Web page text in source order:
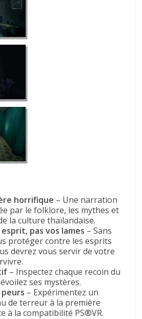
horrifique – Une narration
par le folklore, les mythes et
la culture thaïlandaise.
pas vos lames – Sans
protéger contre les esprits
devrez vous servir de votre
– Inspectez chaque recoin du
ses mystères.
– Expérimentez un
de terreur à la première
à la compatibilité PS®VR.